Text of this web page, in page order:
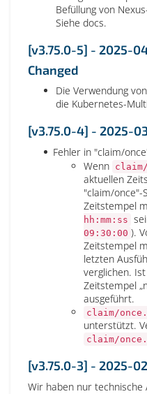
Befüllung von
Siehe docs.
[v3.75.0-5] - 2025-
Changed
Die Verwendung
die Kubernetes-
[v3.75.0-4] - 2025-
Fehler in "claim/
Wenn
aktuellen
"claim/once"-
Zeitstempel
hh:mm:ss
09:30:00 ).
Zeitstempel
letzten
verglichen.
Zeitstempel
ausgeführt.
claim/
unterstützt.
claim/
[v3.75.0-3] - 2025-
Wir haben nur